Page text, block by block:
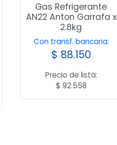
Gas Refrigerante
AN22 Anton Garrafa x
2.8kg
Con transf. bancaria:
$ 88.150
Precio de lista:
$ 92.558